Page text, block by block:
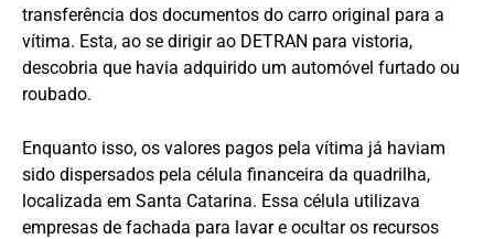
transferência dos documentos do carro original para a
vítima. Esta, ao se dirigir ao DETRAN para vistoria,
descobria que havia adquirido um automóvel furtado ou
roubado.
Enquanto isso, os valores pagos pela vítima já haviam
sido dispersados pela célula financeira da quadrilha,
localizada em Santa Catarina. Essa célula utilizava
empresas de fachada para lavar e ocultar os recursos